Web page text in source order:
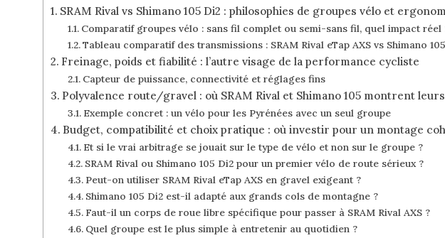
SRAM Rival vs Shimano 105 Di2 : philosophies de groupes vélo et
Comparatif groupes vélo : sans fil complet ou semi-sans fil, quel impact réel
Tableau comparatif des transmissions : SRAM Rival eTap AXS vs Shimano
Freinage, poids et fiabilité : l’autre visage de la performance cycliste
Capteur de puissance, connectivité et réglages fins
Polyvalence route/gravel : où SRAM Rival et Shimano 105 montrent
Exemple concret : un vélo pour les Pyrénées avec un seul groupe
Budget, compatibilité et choix pratique : où investir pour un montage
Et si le vrai arbitrage se jouait sur le type de vélo et non sur le groupe ?
SRAM Rival ou Shimano 105 Di2 pour un premier vélo de route sérieux ?
Peut-on utiliser SRAM Rival eTap AXS en gravel exigeant ?
Shimano 105 Di2 est-il adapté aux grands cols de montagne ?
Faut-il un corps de roue libre spécifique pour passer à SRAM Rival AXS ?
Quel groupe est le plus simple à entretenir au quotidien ?